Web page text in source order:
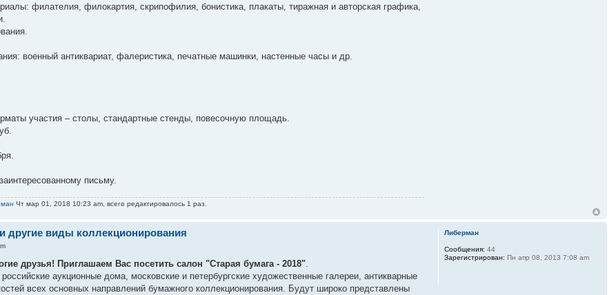
филателия, филокартия, скрипофилия, бонистика, плакаты, тиражная и авторская графика,
военный антиквариат, фалеристика, печатные машинки, настенные часы и др.
участия – столы, стандартные стенды, повесочную площадь.
письму.
Чт мар 01, 2018 10:23 am, всего редактировалось 1 раз.
другие виды коллекционирования
друзья! Приглашаем Вас посетить салон "Старая бумага - 2018".
аукционные дома, московские и петербургские художественные галереи, антикварные
всех основных направлений бумажного коллекционирования. Будут широко представлены
Либерман
Сообщения: 44
Зарегистрирован: Пн апр 08, 2013 7:08 am